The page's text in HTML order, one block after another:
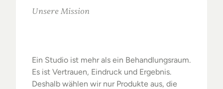
Unsere Mission
Ein Studio ist mehr als ein Behandlungsraum.
Es ist Vertrauen, Eindruck und Ergebnis.
Deshalb wählen wir nur Produkte aus, die